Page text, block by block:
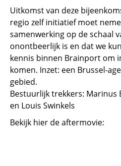
Uitkomst van deze
regio zelf initiatief moet
samenwerking op de schaal
onontbeerlijk is en dat we
kennis binnen Brainport om
komen. Inzet: een Brussel-
gebied.
Bestuurlijk trekkers: Marinus
en Louis Swinkels
Bekijk hier de aftermovie: